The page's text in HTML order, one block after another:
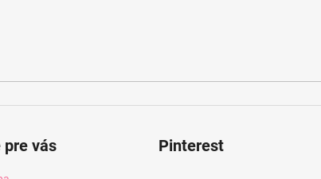
vás Pinterest